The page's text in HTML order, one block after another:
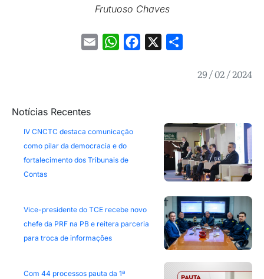
Frutuoso Chaves
Email WhatsAppFacebook
29 / 02 / 2024
Notícias Recentes
IV CNCTC destaca comunicação
como pilar da democracia e do
fortalecimento dos Tribunais de
Contas
Vice-presidente do TCE recebe novo
chefe da PRF na PB e reitera parceria
para troca de informações
Com 44 processos pauta da 1ª